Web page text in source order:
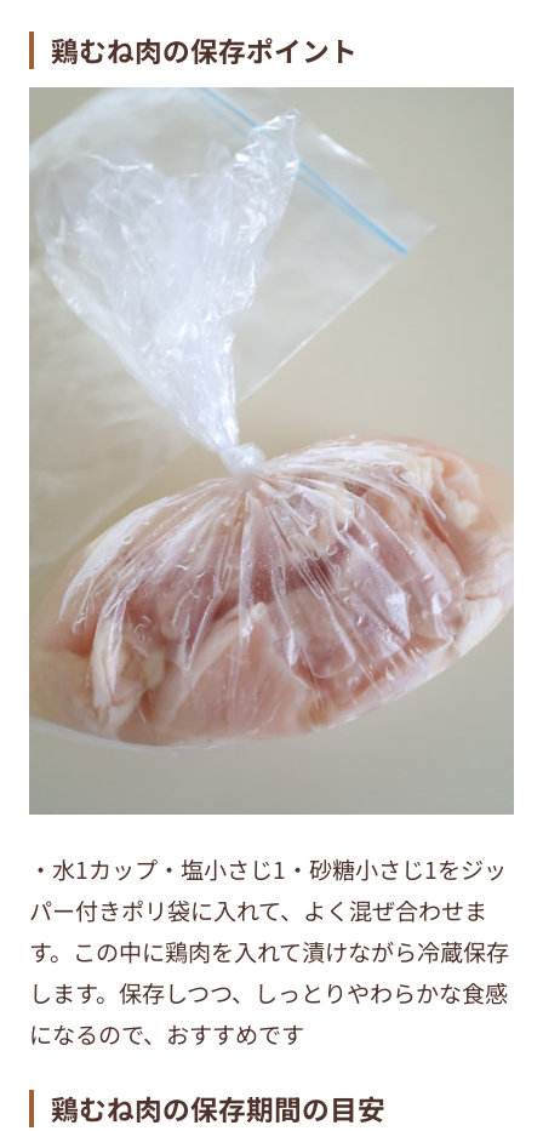
鶏むね肉の保存ポイント
・ 水1カップ・塩小さじ1 ・砂糖小さじ1をジッ
パー付きポリ袋に入れて、よく混ぜ合わせま
す。この中に鶏肉を入れて漬けながら冷蔵保存
します。 保存しつつ、しっとりやわらかな食感
になるので、おすすめです
鶏むね肉の保存期間の目安